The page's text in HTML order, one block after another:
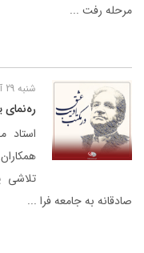
مرحله رفت ...
شنبه 29 آذر 1404
استاد
تلاشی
صادقانه به جامعه فرا ...